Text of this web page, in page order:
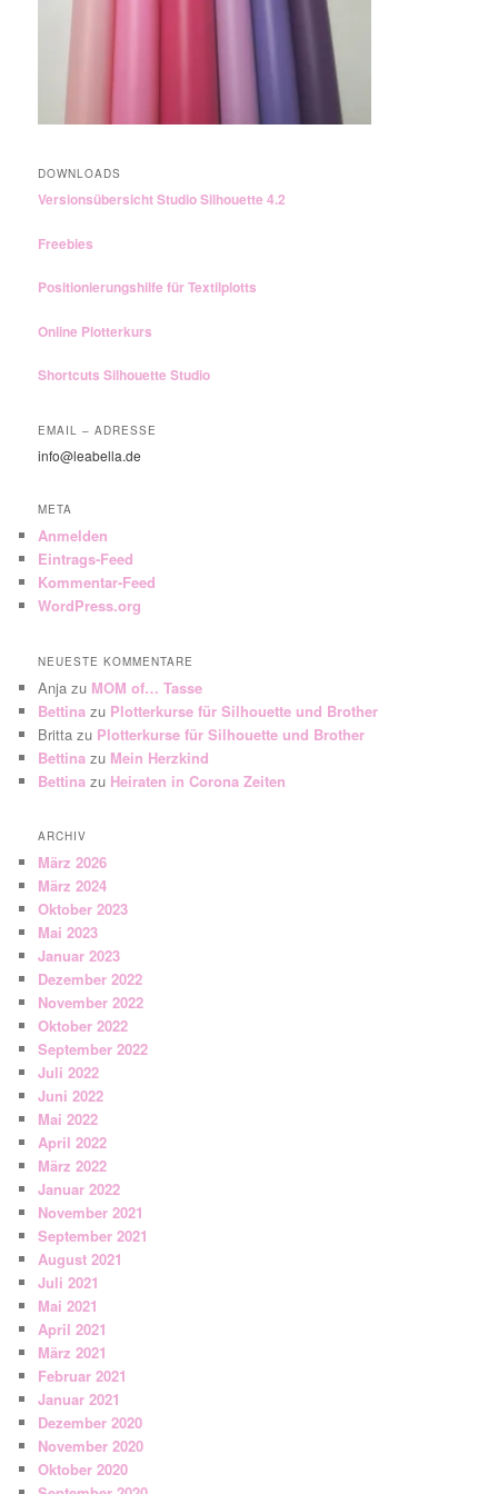
DOWNLOADS
Versionsübersicht Studio Silhouette 4.2
Freebies
Positionierungshilfe für Textilplotts
Online Plotterkurs
Shortcuts Silhouette Studio
EMAIL – ADRESSE
info@leabella.de
META
Anmelden
Eintrags-Feed
Kommentar-Feed
WordPress.org
NEUESTE KOMMENTARE
Anja zu MOM of… Tasse
Bettina zu Plotterkurse für Silhouette und Brother
Britta zu Plotterkurse für Silhouette und Brother
Bettina zu Mein Herzkind
Bettina zu Heiraten in Corona Zeiten
ARCHIV
März 2026
März 2024
Oktober 2023
Mai 2023
Januar 2023
Dezember 2022
November 2022
Oktober 2022
September 2022
Juli 2022
Juni 2022
Mai 2022
April 2022
März 2022
Januar 2022
November 2021
September 2021
August 2021
Juli 2021
Mai 2021
April 2021
März 2021
Februar 2021
Januar 2021
Dezember 2020
November 2020
Oktober 2020